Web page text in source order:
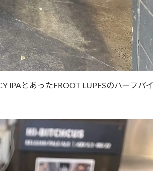
IPAとあったFROOT LUPESのハーフパイ